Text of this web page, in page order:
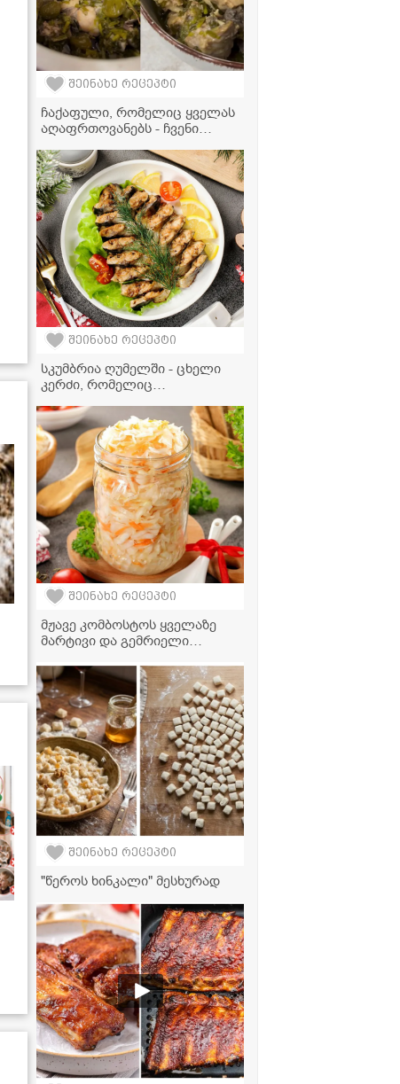
შეინახე რეცეპტი
ჩაქაფული, რომელიც ყველას
აღაფრთოვანებს - ჩვენი
შეინახე რეცეპტი
სკუმბრია ღუმელში - ცხელი
კერძი, რომელიც
დაამშვენებს
შეინახე რეცეპტი
მჟავე კომბოსტოს ყველაზე
მარტივი და გემრიელი
შეინახე რეცეპტი
"წეროს ხინკალი" მესხურად